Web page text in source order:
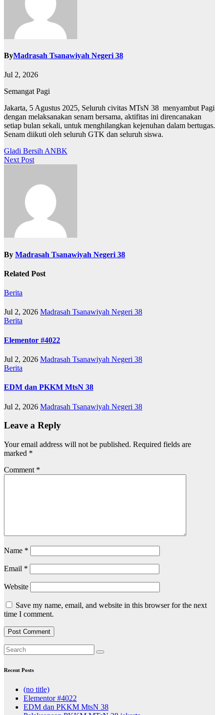
ByMadrasah Tsanawiyah Negeri 38
Jul 2, 2026
Semangat Pagi
Jakarta, 5 Agustus 2025, Seluruh civitas MTsN 38 menyambut Pagi
dengan melaksanakan senam bersama, aktifitas ini direncanakan
setiap bulan sekali, untuk menghilangkan kejenuhan dalam bertugas.
Senam diikuti oleh seluruh GTK dan seluruh siswa.
Post
navigation
Gladi Bersih ANBK
Next Post
By Madrasah Tsanawiyah Negeri 38
Related Post
Berita
Jul 2, 2026 Madrasah Tsanawiyah Negeri 38
Berita
Elementor #4022
Jul 2, 2026 Madrasah Tsanawiyah Negeri 38
Berita
EDM dan PKKM MtsN 38
Jul 2, 2026 Madrasah Tsanawiyah Negeri 38
Leave a Reply
Your email address will not be published. Required fields are
marked *
Comment *
Name *
Email *
Website
Save my name, email, and website in this browser for the next
time I comment.
Recent Posts
(no title)
Elementor #4022
EDM dan PKKM MtsN 38